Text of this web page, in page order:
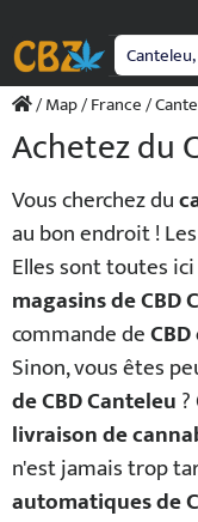
contenu
/Map/France/
Achetez du
Vous cherchez du
au bon endroit ! Les
Elles sont toutes
magasins de CBD
commande de
Sinon, vous êtes
de CBD Canteleu
livraison de
n'est jamais trop
automatiques de